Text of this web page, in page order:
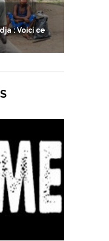
: Voici ce